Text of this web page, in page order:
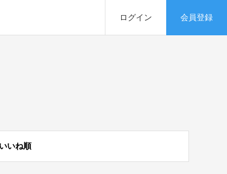
ログイン 会員登録
いね順